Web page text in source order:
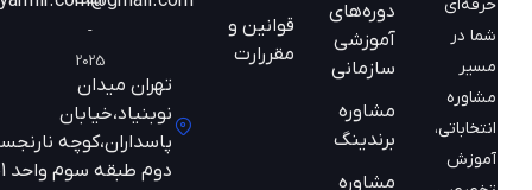
حرفه‌ای
شما در
مسیر
مشاوره
انتخاباتی،
آموزش
دوره‌های
آموزشی
سازمانی
مشاوره
برندینگ
مشاوره
قوانین و
مقررارت
تهران میدان
نوبنیاد،خیابان
پاسداران،کوچه نارنجستان
دوم طبقه سوم واحد 301